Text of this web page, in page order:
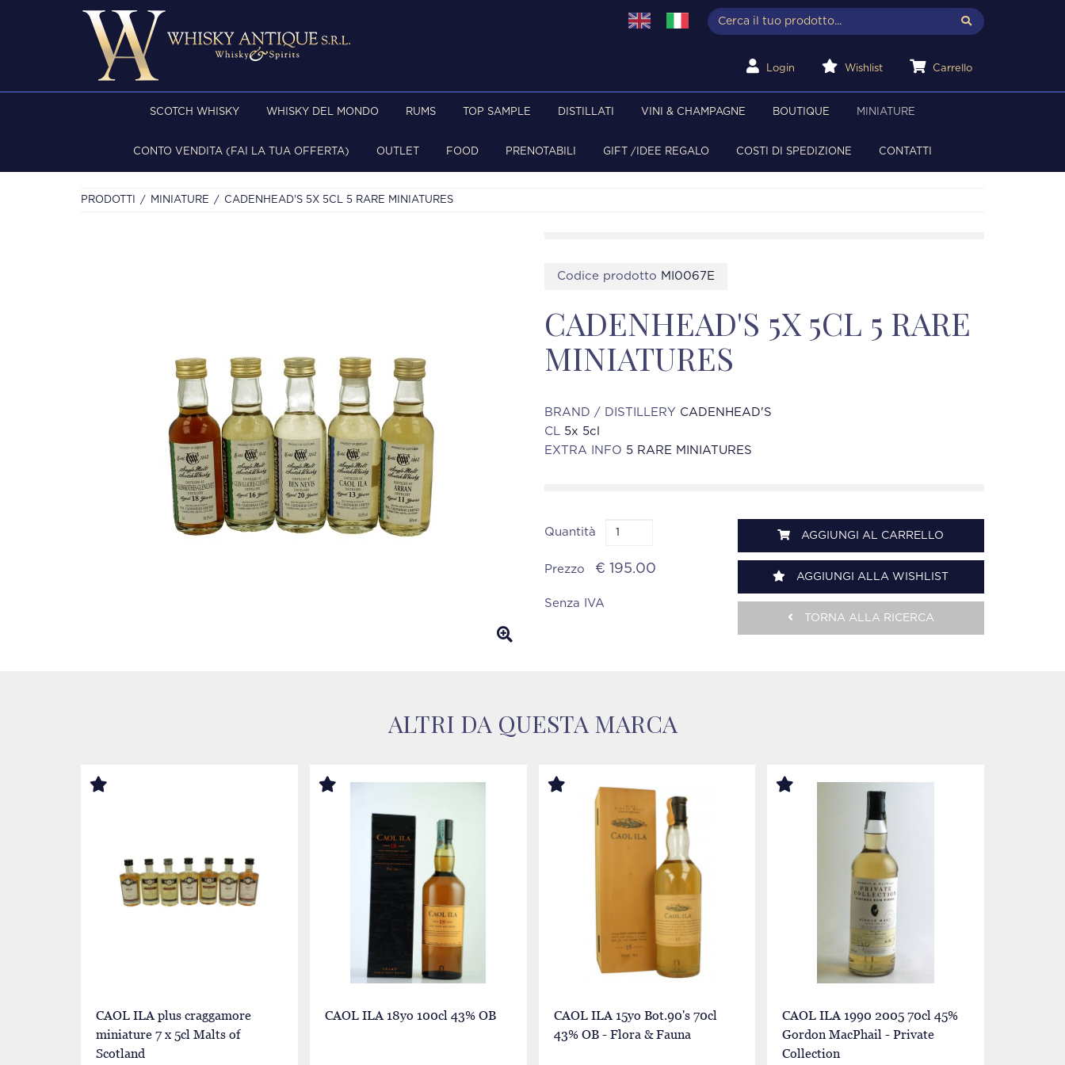
Login Wishlist Carrello
SCOTCH WHISKY WHISKY DEL MONDO RUMS TOP SAMPLE DISTILLATI VINI & CHAMPAGNE BOUTIQUE MINIATURE
CONTO VENDITA (FAI LA TUA OFFERTA) OUTLET FOOD PRENOTABILI GIFT /IDEE REGALO COSTI DI SPEDIZIONE CONTATTI
PRODOTTI MINIATURE CADENHEAD'S 5X 5CL 5 RARE MINIATURES
Codice prodotto MI0067E
CADENHEAD'S 5X 5CL 5 RARE
MINIATURES
BRAND / DISTILLERY CADENHEAD'S
CL 5x 5cl
EXTRA INFO 5 RARE MINIATURES
Quantità
Prezzo € 195.00
Senza IVA
AGGIUNGI AL CARRELLO
AGGIUNGI ALLA WISHLIST
TORNA ALLA RICERCA
ALTRI DA QUESTA MARCA
CAOL ILA plus craggamore
miniature 7 x 5cl Malts of
Scotland
CAOL ILA 18yo 100cl 43% OB
CAOL ILA 15yo Bot.90's 70cl
43% OB - Flora & Fauna
CAOL ILA 1990 2005 70cl 45%
Gordon MacPhail - Private
Collection